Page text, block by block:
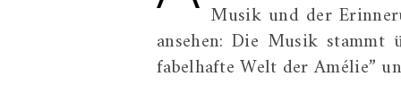
Musik und der
ansehen: Die Musik
fabelhafte Welt der Amélie”